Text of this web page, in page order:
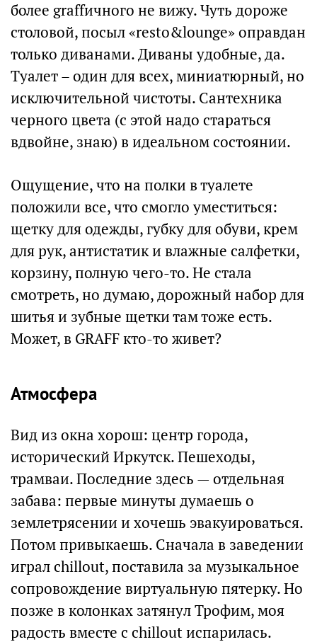
более graffичного не вижу. Чуть дороже
столовой, посыл «resto&lounge» оправдан
только диванами. Диваны удобные, да.
Туалет – один для всех, миниатюрный, но
исключительной чистоты. Сантехника
черного цвета (с этой надо стараться
вдвойне, знаю) в идеальном состоянии.
Ощущение, что на полки в туалете
положили все, что смогло уместиться:
щетку для одежды, губку для обуви, крем
для рук, антистатик и влажные салфетки,
корзину, полную чего-то. Не стала
смотреть, но думаю, дорожный набор для
шитья и зубные щетки там тоже есть.
Может, в GRAFF кто-то живет?
Атмосфера
Вид из окна хорош: центр города,
исторический Иркутск. Пешеходы,
трамваи. Последние здесь — отдельная
забава: первые минуты думаешь о
землетрясении и хочешь эвакуироваться.
Потом привыкаешь. Сначала в заведении
играл chillout, поставила за музыкальное
сопровождение виртуальную пятерку. Но
позже в колонках затянул Трофим, моя
радость вместе с chillout испарилась.